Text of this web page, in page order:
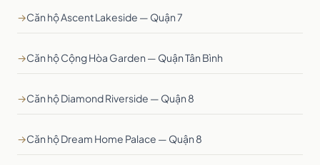
→Căn hộ Ascent Lakeside — Quận 7
→Căn hộ Cộng Hòa Garden — Quận Tân Bình
→Căn hộ Diamond Riverside — Quận 8
→Căn hộ Dream Home Palace — Quận 8